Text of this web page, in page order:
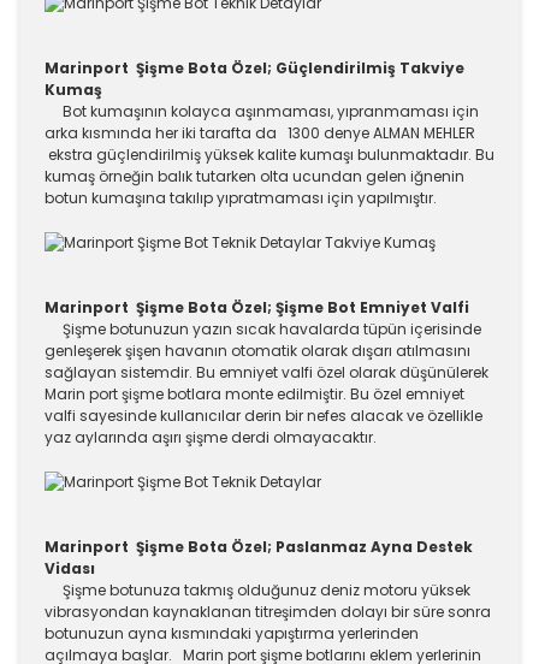
Marinport Şişme Bota Özel; Güçlendirilmiş Takviye
Kumaş
Bot kumaşının kolayca aşınmaması, yıpranmaması için
arka kısmında her iki tarafta da 1300 denye ALMAN MEHLER
ekstra güçlendirilmiş yüksek kalite kumaşı bulunmaktadır. Bu
kumaş örneğin balık tutarken olta ucundan gelen iğnenin
botun kumaşına takılıp yıpratmaması için yapılmıştır.
Marinport Şişme Bota Özel; Şişme Bot Emniyet Valfi
Şişme botunuzun yazın sıcak havalarda tüpün içerisinde
genleşerek şişen havanın otomatik olarak dışarı atılmasını
sağlayan sistemdir. Bu emniyet valfi özel olarak düşünülerek
Marin port şişme botlara monte edilmiştir. Bu özel emniyet
valfi sayesinde kullanıcılar derin bir nefes alacak ve özellikle
yaz aylarında aşırı şişme derdi olmayacaktır.
Marinport Şişme Bota Özel; Paslanmaz Ayna Destek
Vidası
Şişme botunuza takmış olduğunuz deniz motoru yüksek
vibrasyondan kaynaklanan titreşimden dolayı bir süre sonra
botunuzun ayna kısmındaki yapıştırma yerlerinden
açılmaya başlar. Marin port şişme botlarını eklem yerlerinin